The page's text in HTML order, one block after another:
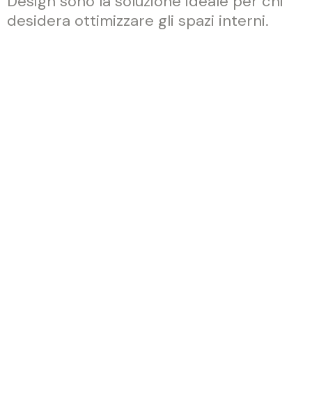
desidera ottimizzare gli spazi interni.